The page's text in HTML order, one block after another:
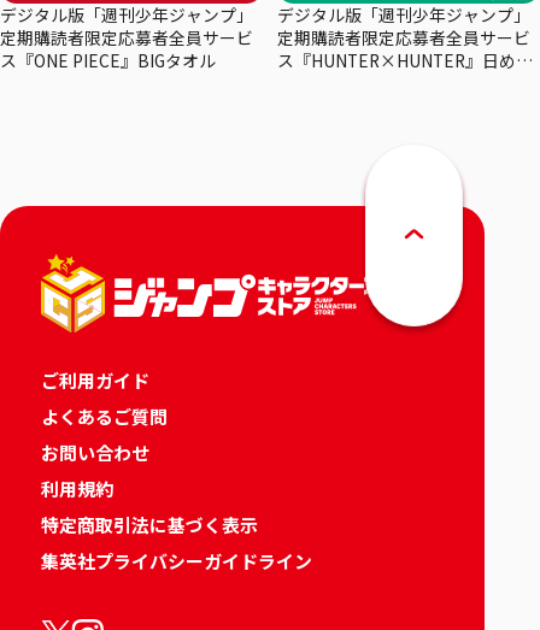
デジタル版「週刊少年ジャンプ」
定期購読者限定応募者全員サービ
ス『ONE PIECE』BIGタオル
デジタル版「週刊少年ジャンプ」
定期購読者限定応募者全員サービ
ス『HUNTER×HUNTER』日めく
ご利用ガイド
よくあるご質問
お問い合わせ
利用規約
特定商取引法に基づく表示
集英社プライバシーガイドライン